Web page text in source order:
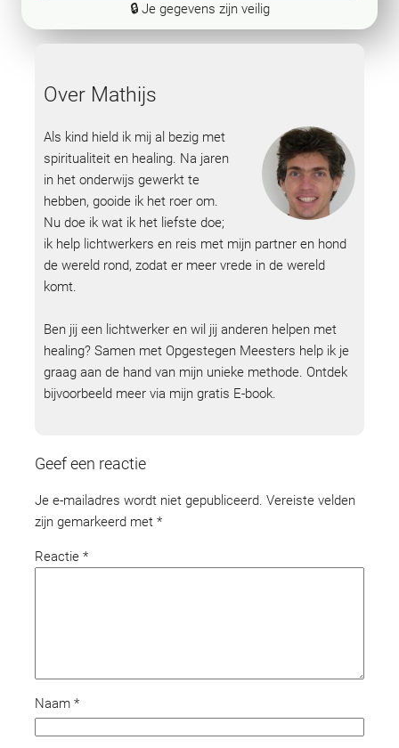
🔒 Je gegevens zijn veilig
Over Mathijs
Als kind hield ik mij al bezig met
spiritualiteit en healing. Na jaren
in het onderwijs gewerkt te
hebben, gooide ik het roer om.
Nu doe ik wat ik het liefste doe;
ik help lichtwerkers en reis met mijn partner en hond
de wereld rond, zodat er meer vrede in de wereld
komt.
Ben jij een lichtwerker en wil jij anderen helpen met
healing? Samen met Opgestegen Meesters help ik je
graag aan de hand van mijn unieke methode. Ontdek
bijvoorbeeld meer via mijn gratis E-book.
Geef een reactie
Je e-mailadres wordt niet gepubliceerd. Vereiste velden
zijn gemarkeerd met *
Reactie *
Naam *